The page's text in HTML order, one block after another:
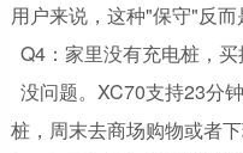
用户来说，这种"保守"反而
Q4：家里没有充电桩，
没问题。XC70支持23分
桩，周末去商场购物或者